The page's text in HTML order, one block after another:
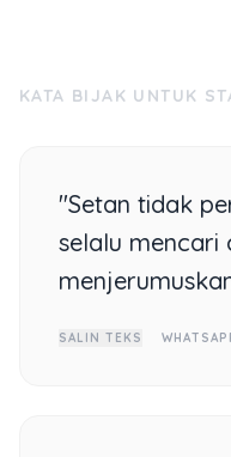
KATA BIJAK UNTUK
"Setan tidak
selalu mencari
SALIN TEKS